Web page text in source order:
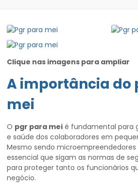
Clique nas imagens para ampliar
A importância do
mei
O pgr para mei é fundamental para
e saúde dos colaboradores em
Mesmo sendo microempreendedores
essencial que sigam as normas de
para proteger tanto os funcionários
negócio.